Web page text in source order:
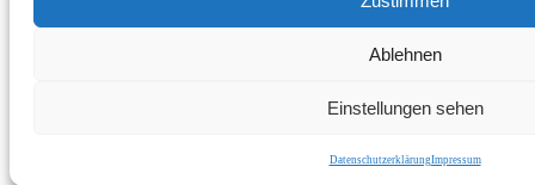
Ablehnen
Einstellungen sehen
DatenschutzerklärungImpressum